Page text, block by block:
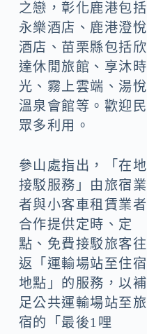
之戀，彰化鹿港包括
永樂酒店、鹿港澄悅
酒店、苗栗縣包括欣
達休閒旅館、享沐時
光、霧上雲端、湯悅
溫泉會館等。歡迎民
眾多利用。
參山處指出，「在地
接駁服務」由旅宿業
者與小客車租賃業者
合作提供定時、定
點、免費接駁旅客往
返「運輸場站至住宿
地點」的服務，以補
足公共運輸場站至旅
宿的「最後1哩